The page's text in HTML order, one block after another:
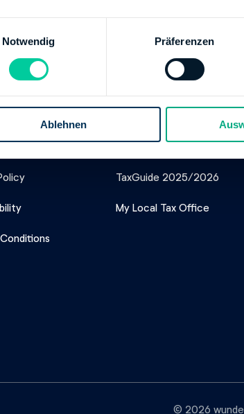
Notwendig Präferenzen
Ablehnen
Account holder: Finanzamt Dieburg
Our Tax Service
Tax Tips
TaxGuide 2025/2026
My Local Tax Office
© 2026